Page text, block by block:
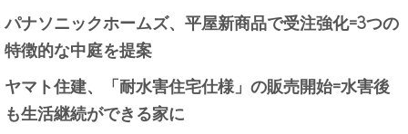
パナソニックホームズ、平屋新商品で受注強化=3つの
特徴的な中庭を提案
ヤマト住建、「耐水害住宅仕様」の販売開始=水害後
も生活継続ができる家に